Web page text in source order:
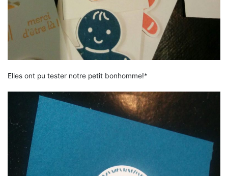
Elles ont pu tester notre petit bonhomme!*